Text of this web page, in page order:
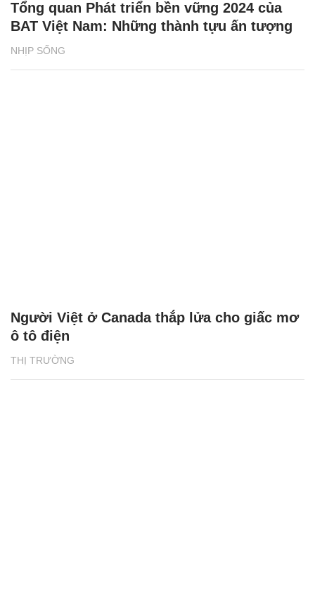
NHỊP SỐNG
Tổng quan Phát triển bền vững 2024 của
BAT Việt Nam: Những thành tựu ấn tượng
THỊ TRƯỜNG
Người Việt ở Canada thắp lửa cho giấc mơ
ô tô điện